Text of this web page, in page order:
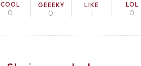
COOL
0
GEEEKY
0
LIKE
1
LOL
0